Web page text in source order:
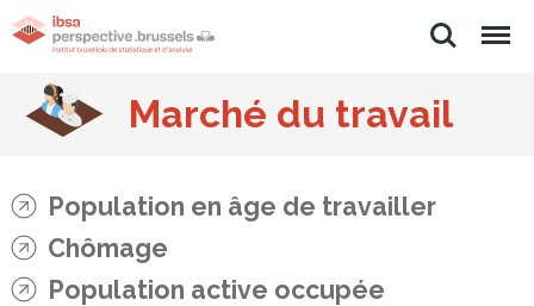
Rechercher
Menu
Marché du travail
Population en âge de travailler
Chômage
Population active occupée